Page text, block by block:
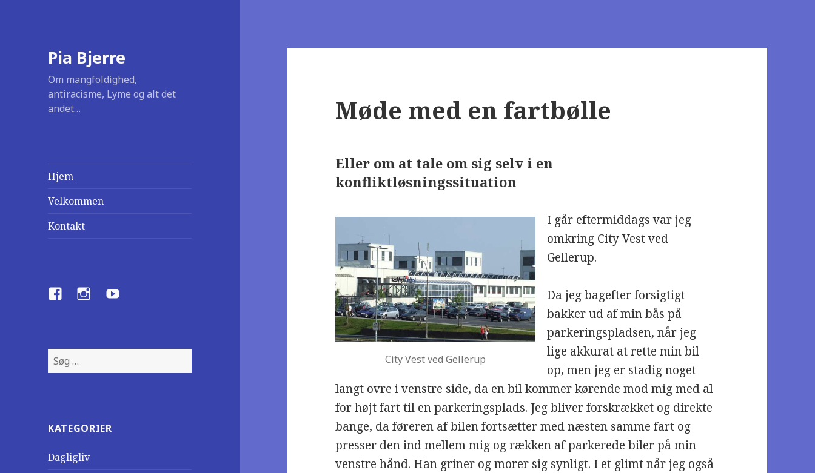
Pia Bjerre
Om mangfoldighed,
antiracisme, Lyme og alt det
andet…
Hjem
Velkommen
Kontakt
FacebookInstagramYouTube
S
ø
t
r
KATEGORIER
Dagligliv
Møde med en fartbølle
Eller om at tale om sig selv i en
konfliktløsningssituation
City Vest ved Gellerup
I går eftermiddags var jeg
omkring City Vest ved
Gellerup.
Da jeg bagefter forsigtigt
bakker ud af min bås på
parkeringspladsen, når jeg
lige akkurat at rette min bil
op, men jeg er stadig noget
langt ovre i venstre side, da en bil kommer kørende mod mig med al
for højt fart til en parkeringsplads. Jeg bliver forskrækket og direkte
bange, da føreren af bilen fortsætter med næsten samme fart og
presser den ind mellem mig og rækken af parkerede biler på min
venstre hånd. Han griner og morer sig synligt. I et glimt når jeg også